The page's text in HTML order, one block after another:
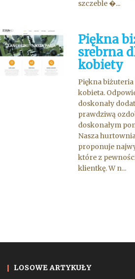
szczeble �...
Piękna
srebrna
kobiety
Piękna biżuteria
kobieta.
doskonały
prawdziwą
doskonałym
Nasza
proponuje
które z
klientkę. W n...
LOSOWE ARTYKUŁY